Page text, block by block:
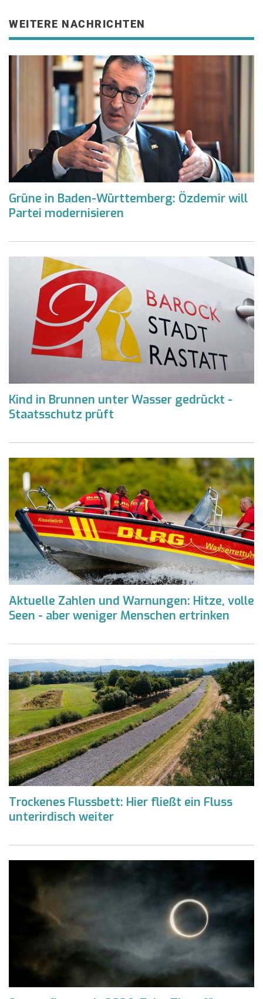
WEITERE NACHRICHTEN
Grüne in Baden-Württemberg: Özdemir will
Partei modernisieren
Kind in Brunnen unter Wasser gedrückt -
Staatsschutz prüft
Aktuelle Zahlen und Warnungen: Hitze, volle
Seen - aber weniger Menschen ertrinken
Trockenes Flussbett: Hier fließt ein Fluss
unterirdisch weiter